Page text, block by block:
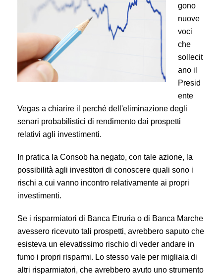
gono
nuove
voci
che
sollecit
ano il
Presid
ente
Vegas a chiarire il perché dell'eliminazione degli
senari probabilistici di rendimento dai prospetti
relativi agli investimenti.
In pratica la Consob ha negato, con tale azione, la
possibilità agli investitori di conoscere quali sono i
rischi a cui vanno incontro relativamente ai propri
investimenti.
Se i risparmiatori di Banca Etruria o di Banca Marche
avessero ricevuto tali prospetti, avrebbero saputo che
esisteva un elevatissimo rischio di veder andare in
fumo i propri risparmi. Lo stesso vale per migliaia di
altri risparmiatori, che avrebbero avuto uno strumento